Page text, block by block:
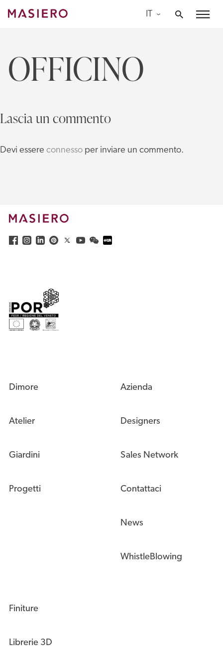
Skip
IT
OFFICINO
Lascia un commento
Devi essere connesso per inviare un commento.
Dimore
Atelier
Giardini
Progetti
Azienda
Designers
Sales Network
Contattaci
News
WhistleBlowing
Finiture
Librerie 3D